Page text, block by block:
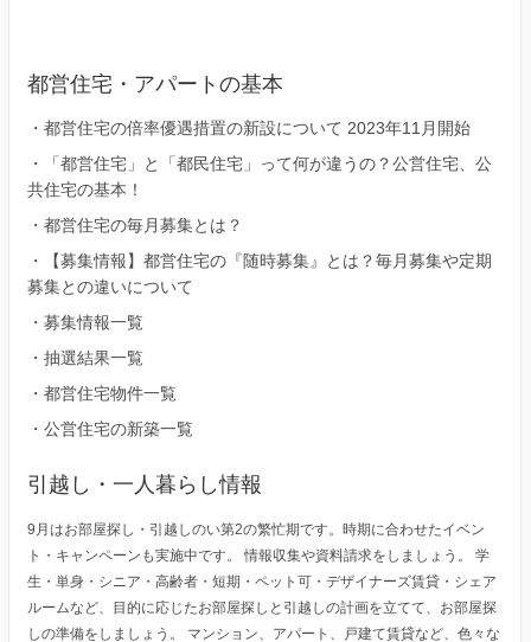
都営住宅・アパートの基本
・ 都営住宅の倍率優遇措置の新設について 2023年11月開始
・
「都営住宅」と「都民住宅」って何が違うの？公営住宅、公
共住宅の基本！
・ 都営住宅の毎月募集とは？
・
【募集情報】都営住宅の『随時募集』とは？毎月募集や定期
募集との違いについて
・ 募集情報一覧
・ 抽選結果一覧
・ 都営住宅物件一覧
・ 公営住宅の新築一覧
引越し・一人暮らし情報
9月はお部屋探し・引越しのい第2の繁忙期です。時期に合わせたイベン
ト・キャンペーンも実施中です。 情報収集や資料請求をしましょう。 学
生・単身・シニア・高齢者・短期・ペット可・デザイナーズ賃貸・シェア
ルームなど、目的に応じたお部屋探しと引越しの計画を立てて、お部屋探
しの準備をしましょう。 マンション、アパート、戸建て賃貸など、色々な